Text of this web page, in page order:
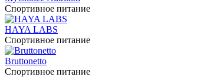
Спортивное питание
HAYA LABS
Спортивное питание
Bruttonetto
Спортивное питание